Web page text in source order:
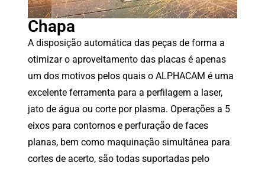
Chapa
A disposição automática das peças de forma a
otimizar o aproveitamento das placas é apenas
um dos motivos pelos quais o ALPHACAM é uma
excelente ferramenta para a perfilagem a laser,
jato de água ou corte por plasma. Operações a 5
eixos para contornos e perfuração de faces
planas, bem como maquinação simultânea para
cortes de acerto, são todas suportadas pelo